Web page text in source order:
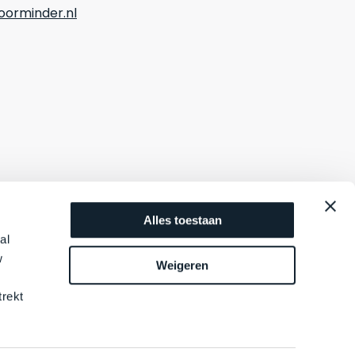
Alles toestaan
Weigeren